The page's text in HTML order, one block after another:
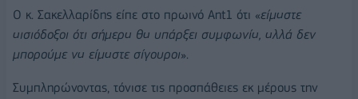
Ο κ. Σακελλαρίδης είπε στο πρωινό Ant1 ότι «είμαστε
αισιόδοξοι ότι σήμερα θα υπάρξει συμφωνία, αλλά δεν
μπορούμε να είμαστε σίγουροι».
Συμπληρώνοντας, τόνισε τις προσπάθειες εκ μέρους την